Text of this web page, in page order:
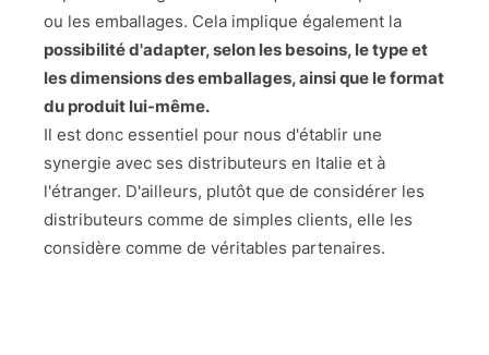
ou les emballages. Cela implique également la
possibilité d'adapter, selon les besoins, le type et
les dimensions des emballages, ainsi que le format
du produit lui-même.
Il est donc essentiel pour nous d'établir une
synergie avec ses distributeurs en Italie et à
l'étranger. D'ailleurs, plutôt que de considérer les
distributeurs comme de simples clients, elle les
considère comme de véritables partenaires.